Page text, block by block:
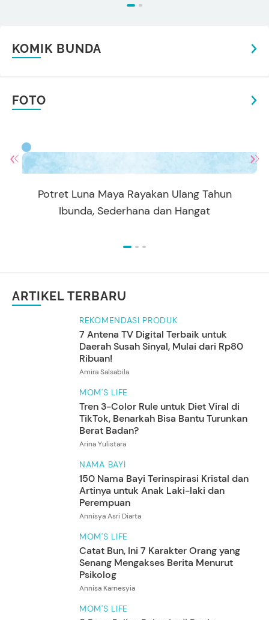
KOMIK BUNDA
FOTO
Potret Luna Maya Rayakan Ulang Tahun
Ibunda, Sederhana dan Hangat
ARTIKEL TERBARU
REKOMENDASI PRODUK
7 Antena TV Digital Terbaik untuk
Daerah Susah Sinyal, Mulai dari Rp80
Ribuan!
Amira Salsabila
MOM'S LIFE
Tren 3-Color Rule untuk Diet Viral di
TikTok, Benarkah Bisa Bantu Turunkan
Berat Badan?
Arina Yulistara
NAMA BAYI
150 Nama Bayi Terinspirasi Kristal dan
Artinya untuk Anak Laki-laki dan
Perempuan
Annisya Asri Diarta
MOM'S LIFE
Catat Bun, Ini 7 Karakter Orang yang
Senang Mengakses Berita Menurut
Psikolog
Annisa Karnesyia
MOM'S LIFE